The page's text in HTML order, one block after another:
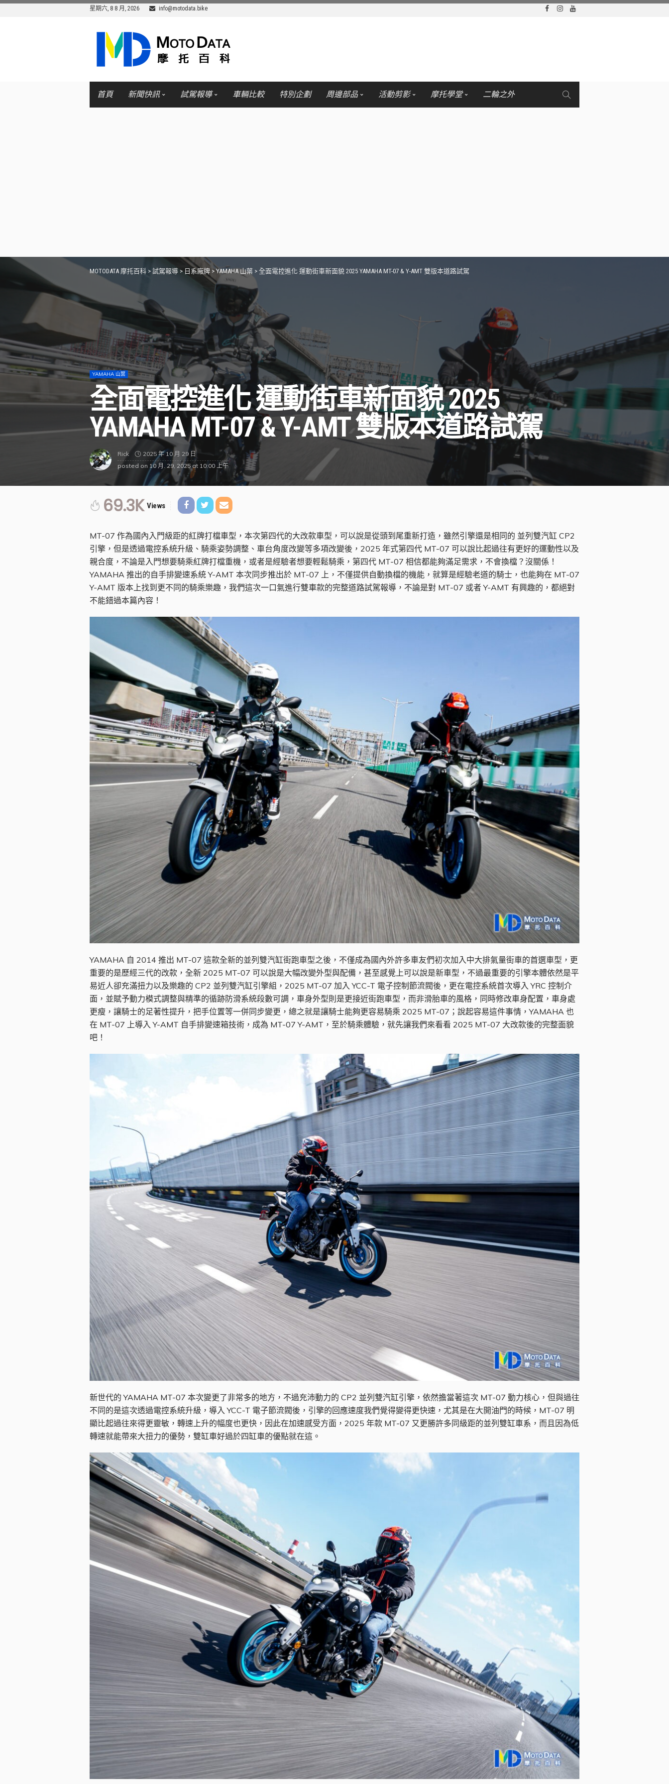
星期六, 8 8 月, 2026 info@motodata.bike
首頁 新聞快訊 試駕報導 車輛比較 特別企劃 周邊部品 活動剪影 摩托學堂 二輪之外
MOTODATA 摩托百科 > 試駕報導 > 日系廠牌 >YAMAHA 山葉 > 全面電控進化 運動街車新面貌 2025 YAMAHA MT-07 & Y-AMT 雙版本道路試駕
YAMAHA 山葉
全面電控進化 運動街車新面貌 2025
YAMAHA MT-07 & Y-AMT 雙版本道路試駕
Rick
2025 年 10 月 29 日
posted on 10 月. 29, 2025 at 10:00 上午
69.3K Views
MT-07 作為國內入門級距的紅牌打檔車型，本次第四代的大改款車型，可以說是從頭到尾重新打造，雖然引擎還是相同的 並列雙汽缸 CP2
引擎，但是透過電控系統升級、騎乘姿勢調整、車台角度改變等多項改變後，2025 年式第四代 MT-07 可以說比起過往有更好的運動性以及
親合度，不論是入門想要騎乘紅牌打檔重機，或者是經驗者想要輕鬆騎乘，第四代 MT-07 相信都能夠滿足需求，不會換檔？沒關係！
YAMAHA 推出的自手排變速系統 Y-AMT 本次同步推出於 MT-07 上，不僅提供自動換檔的機能，就算是經驗老道的騎士，也能夠在 MT-07
Y-AMT 版本上找到更不同的騎乘樂趣，我們這次一口氣進行雙車款的完整道路試駕報導，不論是對 MT-07 或者 Y-AMT 有興趣的，都絕對
不能錯過本篇內容！
YAMAHA 自 2014 推出 MT-07 這款全新的並列雙汽缸街跑車型之後，不僅成為國內外許多車友們初次加入中大排氣量街車的首選車型，更
重要的是歷經三代的改款，全新 2025 MT-07 可以說是大幅改變外型與配備，甚至感覺上可以說是新車型，不過最重要的引擎本體依然是平
易近人卻充滿扭力以及樂趣的 CP2 並列雙汽缸引擎組，2025 MT-07 加入 YCC-T 電子控制節流閥後，更在電控系統首次導入 YRC 控制介
面，並賦予動力模式調整與精準的循跡防滑系統段數可調，車身外型則是更接近街跑車型，而非滑胎車的風格，同時修改車身配置，車身處
更瘦，讓騎士的足著性提升，把手位置等一併同步變更，總之就是讓騎士能夠更容易騎乘 2025 MT-07；說起容易這件事情，YAMAHA 也
在 MT-07 上導入 Y-AMT 自手排變速箱技術，成為 MT-07 Y-AMT，至於騎乘體驗，就先讓我們來看看 2025 MT-07 大改款後的完整面貌
吧！
新世代的 YAMAHA MT-07 本次變更了非常多的地方，不過充沛動力的 CP2 並列雙汽缸引擎，依然擔當著這次 MT-07 動力核心，但與過往
不同的是這次透過電控系統升級，導入 YCC-T 電子節流閥後，引擎的回應速度我們覺得變得更快速，尤其是在大開油門的時候，MT-07 明
顯比起過往來得更靈敏，轉速上升的幅度也更快，因此在加速感受方面，2025 年款 MT-07 又更勝許多同級距的並列雙缸車系，而且因為低
轉速就能帶來大扭力的優勢，雙缸車好過於四缸車的優點就在這。